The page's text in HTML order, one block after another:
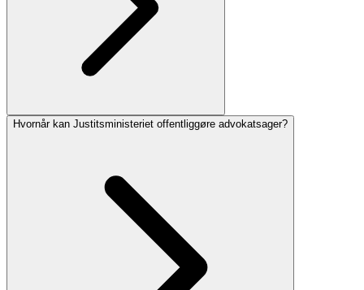
Hvornår kan Justitsministeriet offentliggøre advokatsager?